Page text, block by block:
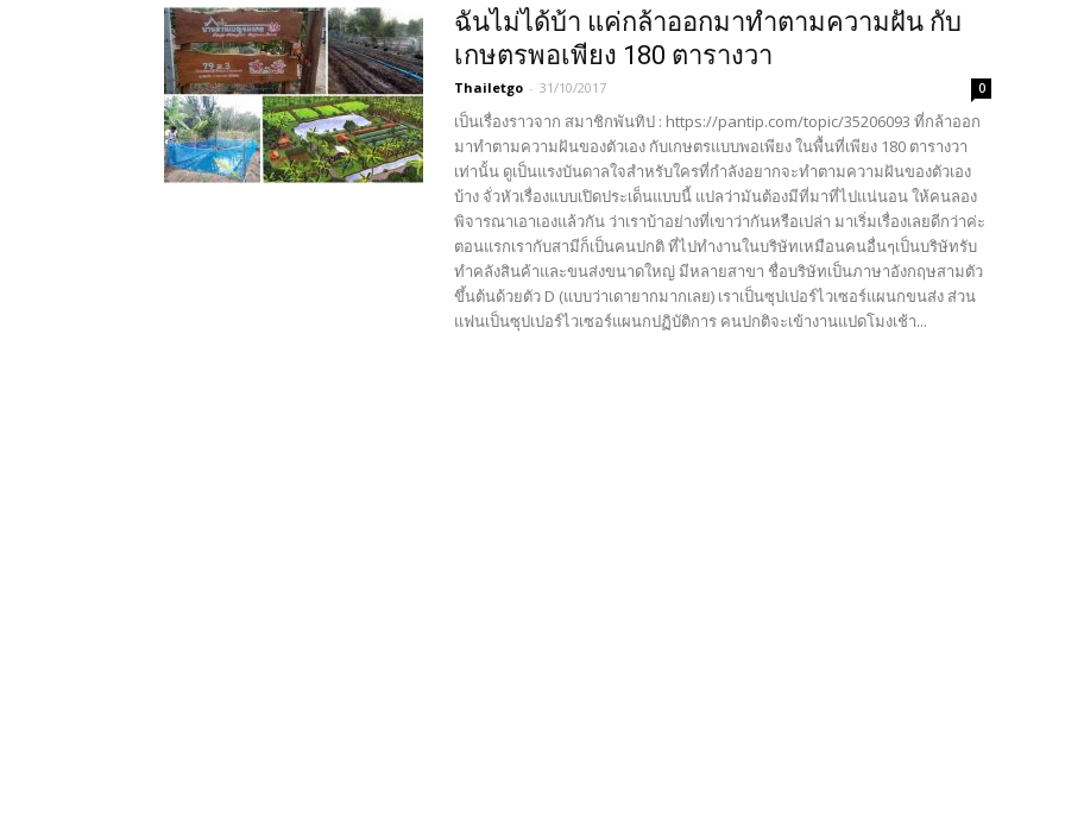
ฉันไม่ได้บ้า แค่กล้าออกมาทำตามความฝัน กับ
เกษตรพอเพียง 180 ตารางวา
Thailetgo - 31/10/2017 0
เป็นเรื่องราวจาก สมาชิกพันทิป : https://pantip.com/topic/35206093 ที่กล้าออก
มาทำตามความฝันของตัวเอง กับเกษตรแบบพอเพียง ในพื้นที่เพียง 180 ตารางวา
เท่านั้น ดูเป็นแรงบันดาลใจสำหรับใครที่กำลังอยากจะทำตามความฝันของตัวเอง
บ้าง จั่วหัวเรื่องแบบเปิดประเด็นแบบนี้ แปลว่ามันต้องมีที่มาที่ไปแน่นอน ให้คนลอง
พิจารณาเอาเองแล้วกัน ว่าเราบ้าอย่างที่เขาว่ากันหรือเปล่า มาเริ่มเรื่องเลยดีกว่าค่ะ
ตอนแรกเรากับสามีก็เป็นคนปกติ ที่ไปทำงานในบริษัทเหมือนคนอื่นๆเป็นบริษัทรับ
ทำคลังสินค้าและขนส่งขนาดใหญ่ มีหลายสาขา ชื่อบริษัทเป็นภาษาอังกฤษสามตัว
ขึ้นต้นด้วยตัว D (แบบว่าเดายากมากเลย) เราเป็นซุปเปอร์ไวเซอร์แผนกขนส่ง ส่วน
แฟนเป็นซุปเปอร์ไวเซอร์แผนกปฏิบัติการ คนปกติจะเข้างานแปดโมงเช้า...